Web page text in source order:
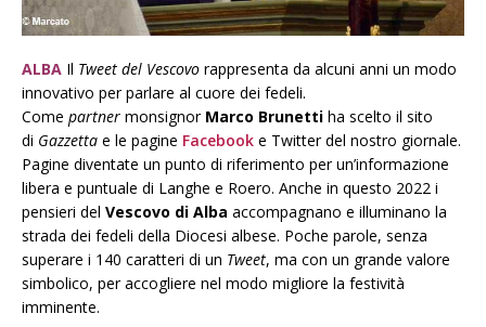
ALBA Il Tweet del Vescovo rappresenta da alcuni anni un modo
innovativo per parlare al cuore dei fedeli.
Come partner monsignor Marco Brunetti ha scelto il sito
di Gazzetta e le pagine Facebook e Twitter del nostro giornale.
Pagine diventate un punto di riferimento per un’informazione
libera e puntuale di Langhe e Roero. Anche in questo 2022 i
pensieri del Vescovo di Alba accompagnano e illuminano la
strada dei fedeli della Diocesi albese. Poche parole, senza
superare i 140 caratteri di un Tweet, ma con un grande valore
simbolico, per accogliere nel modo migliore la festività
imminente.